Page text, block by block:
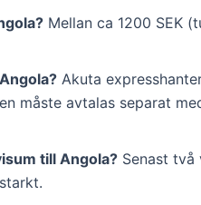
Mellan ca 1200 SEK
Akuta
måste avtalas separat
till Angola? Senast